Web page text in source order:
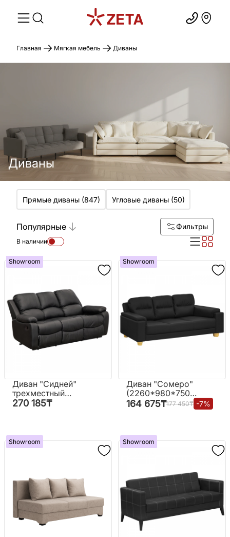
Главная Мягкая мебель Диваны
Диваны
Прямые диваны(847) Угловые диваны(50)
Популярные Фильтры
В наличии
Showroom
Диван "Сидней"
трехместный
(2000*820*900)
270 185₸
Showroom
Диван "Сомеро"
(2260*980*750
мм.)
164 675₸177 450₸ -7%
Showroom Showroom